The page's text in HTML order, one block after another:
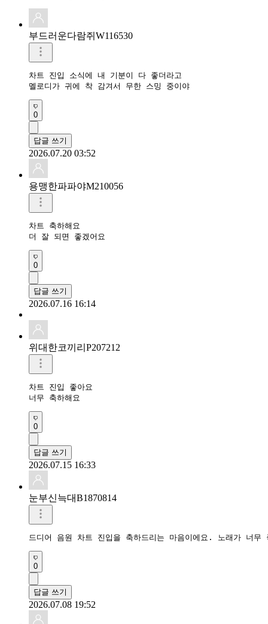
부드러운다람쥐W116530
차트 진입 소식에 내 기분이 다 좋더라고
멜로디가 귀에 착 감겨서 무한 스밍 중이야
0
답글 쓰기
2026.07.20 03:52
용맹한파파야M210056
차트 축하해요
더 잘 되면 좋겠어요
0
답글 쓰기
2026.07.16 16:14
위대한코끼리P207212
차트 진입 좋아요
너무 축하해요
0
답글 쓰기
2026.07.15 16:33
눈부신늑대B1870814
드디어 음원 차트 진입을 축하드리는 마음이에요. 노래가 너
0
답글 쓰기
2026.07.08 19:52